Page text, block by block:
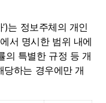
는 정보주체의 개인
서 명시한 범위 내에
의 특별한 규정 등 개
당하는 경우에만 개